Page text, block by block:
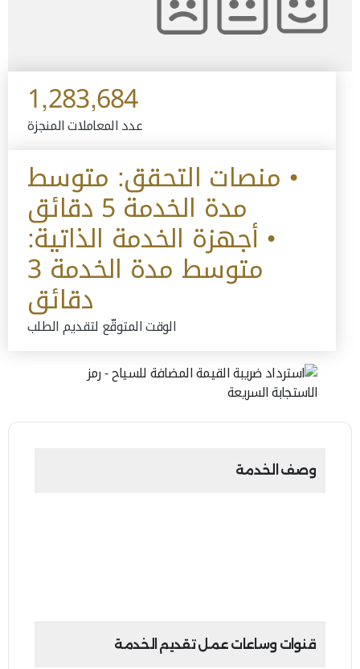
1,283,684
عدد المعاملات المنجزة
• منصات التحقق: متوسط
مدة الخدمة 5 دقائق
• أجهزة الخدمة الذاتية:
متوسط مدة الخدمة 3
دقائق
الوقت المتوقّع لتقديم الطلب
وصف الخدمة
قنوات وساعات عمل تقديم الخدمة